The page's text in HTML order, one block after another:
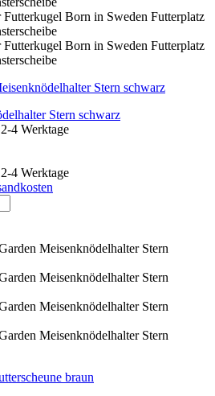
Stern schwarz
2-4 Werktage
2-4 Werktage